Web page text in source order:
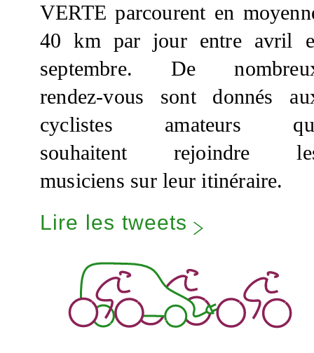
VERTE parcourent en
40 km par jour entre avril
septembre. De
rendez-vous sont donnés
cyclistes amateurs
souhaitent rejoindre
musiciens sur leur itinéraire.
Lire les tweets